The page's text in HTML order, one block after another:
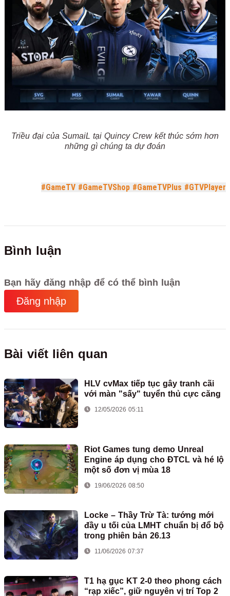
Triều đại của SumaiL tại Quincy Crew kết thúc sớm hơn
những gì chúng ta dự đoán
#GameTV #GameTVShop #GameTVPlus #GTVPlayer
Bình luận
Bạn hãy đăng nhập để có thể bình luận
Đăng nhập
Bài viết liên quan
HLV cvMax tiếp tục gây tranh cãi
với màn "sấy" tuyển thủ cực căng
12/05/2026 05:11
Riot Games tung demo Unreal
Engine áp dụng cho ĐTCL và hé lộ
một số đơn vị mùa 18
19/06/2026 08:50
Locke – Thầy Trừ Tà: tướng mới
đầy u tối của LMHT chuẩn bị đổ bộ
trong phiên bản 26.13
11/06/2026 07:37
T1 hạ gục KT 2-0 theo phong cách
“rạp xiếc”, giữ nguyên vị trí Top 2